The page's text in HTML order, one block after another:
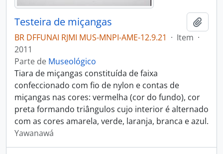
Testeira de miçangas
BR DFFUNAI RJMI MUS-MNPI-AME-12.9.21 · Item ·
2011
Parte de Museológico
Tiara de miçangas constituída de faixa
confeccionado com fio de nylon e contas de
miçangas nas cores: vermelha (cor do fundo), cor
preta formando triângulos cujo interior é alternado
com as cores amarela, verde, laranja, branca e azul.
Yawanawá